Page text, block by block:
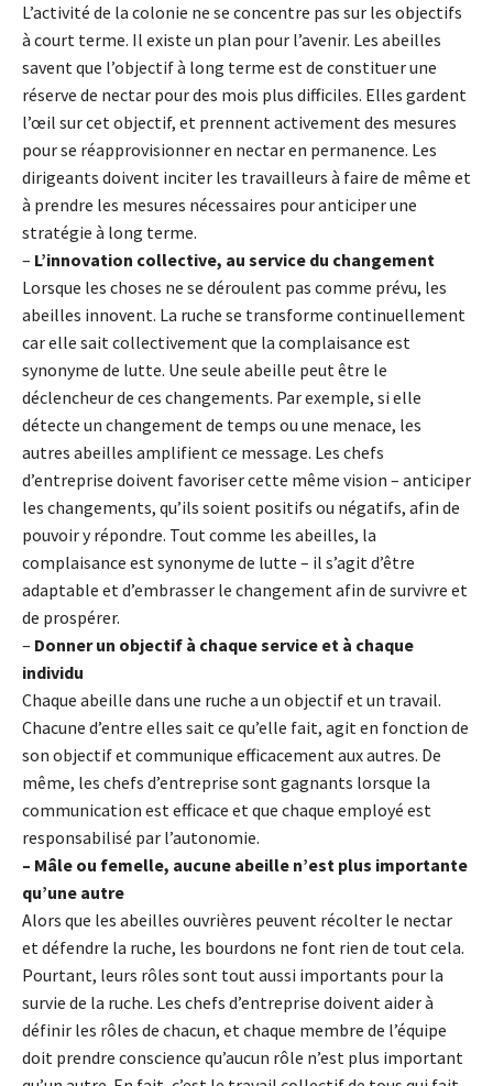
L’activité de la colonie ne se concentre pas sur les objectifs
à court terme. Il existe un plan pour l’avenir. Les abeilles
savent que l’objectif à long terme est de constituer une
réserve de nectar pour des mois plus difficiles. Elles gardent
l’œil sur cet objectif, et prennent activement des mesures
pour se réapprovisionner en nectar en permanence. Les
dirigeants doivent inciter les travailleurs à faire de même et
à prendre les mesures nécessaires pour anticiper une
stratégie à long terme.
– L’innovation collective, au service du changement
Lorsque les choses ne se déroulent pas comme prévu, les
abeilles innovent. La ruche se transforme continuellement
car elle sait collectivement que la complaisance est
synonyme de lutte. Une seule abeille peut être le
déclencheur de ces changements. Par exemple, si elle
détecte un changement de temps ou une menace, les
autres abeilles amplifient ce message. Les chefs
d’entreprise doivent favoriser cette même vision – anticiper
les changements, qu’ils soient positifs ou négatifs, afin de
pouvoir y répondre. Tout comme les abeilles, la
complaisance est synonyme de lutte – il s’agit d’être
adaptable et d’embrasser le changement afin de survivre et
de prospérer.
– Donner un objectif à chaque service et à chaque
individu
Chaque abeille dans une ruche a un objectif et un travail.
Chacune d’entre elles sait ce qu’elle fait, agit en fonction de
son objectif et communique efficacement aux autres. De
même, les chefs d’entreprise sont gagnants lorsque la
communication est efficace et que chaque employé est
responsabilisé par l’autonomie.
– Mâle ou femelle, aucune abeille n’est plus importante
qu’une autre
Alors que les abeilles ouvrières peuvent récolter le nectar
et défendre la ruche, les bourdons ne font rien de tout cela.
Pourtant, leurs rôles sont tout aussi importants pour la
survie de la ruche. Les chefs d’entreprise doivent aider à
définir les rôles de chacun, et chaque membre de l’équipe
doit prendre conscience qu’aucun rôle n’est plus important